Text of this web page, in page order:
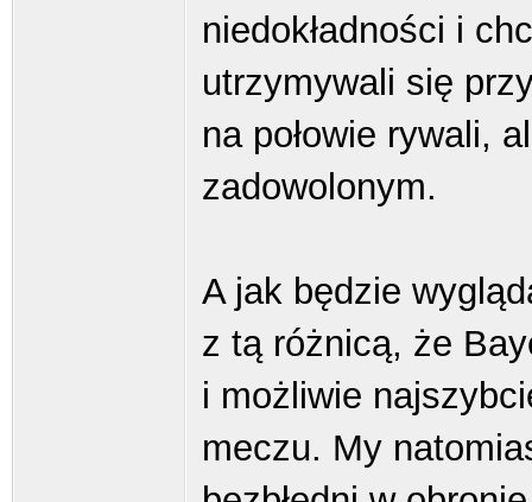
niedokładności i
utrzymywali się
na połowie rywali,
zadowolonym.
A jak będzie
z tą różnicą, że
i możliwie
meczu. My